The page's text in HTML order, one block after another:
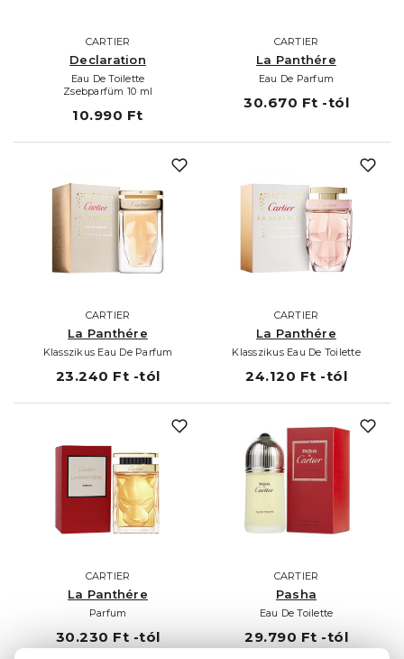
CARTIER
Declaration
Eau De Toilette
Zsebparfüm 10 ml
10.990 Ft
CARTIER
La Panthére
Eau De Parfum
30.670 Ft -tól
CARTIER
La Panthére
Klasszikus Eau De Parfum
23.240 Ft -tól
CARTIER
La Panthére
Klasszikus Eau De Toilette
24.120 Ft -tól
CARTIER
La Panthére
Parfum
30.230 Ft -tól
CARTIER
Pasha
Eau De Toilette
29.790 Ft -tól